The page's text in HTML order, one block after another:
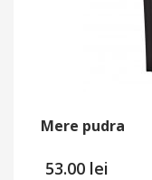
Mere pudra
53.00 lei